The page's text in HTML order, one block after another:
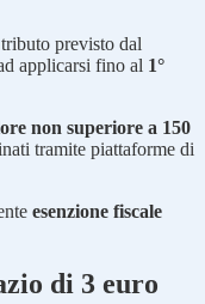
previsto dal
applicarsi fino al 1°
non superiore a 150
tramite piattaforme di
esenzione fiscale
di 3 euro